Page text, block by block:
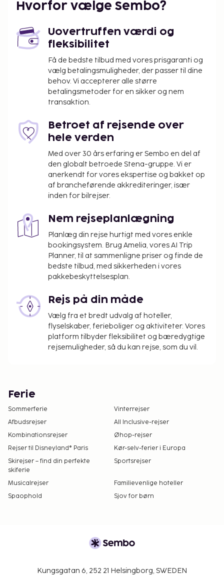
Hvorfor vælge Sembo?
Uovertruffen værdi og
fleksibilitet
Få de bedste tilbud med vores prisgaranti og
vælg betalingsmuligheder, der passer til dine
behov. Vi accepterer alle større
betalingsmetoder for en sikker og nem
transaktion.
Betroet af rejsende over
hele verden
Med over 30 års erfaring er Sembo en del af
den globalt betroede Stena-gruppe. Vi er
anerkendt for vores ekspertise og bakket op
af brancheførende akkrediteringer, især
inden for bilrejser.
Nem rejseplanlægning
Planlæg din rejse hurtigt med vores enkle
bookingsystem. Brug Amelia, vores AI Trip
Planner, til at sammenligne priser og finde de
bedste tilbud, med sikkerheden i vores
pakkebeskyttelsesplan.
Rejs på din måde
Vælg fra et bredt udvalg af hoteller,
flyselskaber, ferieboliger og aktiviteter. Vores
platform tilbyder fleksibilitet og bæredygtige
rejsemuligheder, så du kan rejse, som du vil.
Ferie
Sommerferie
Vinterrejser
Afbudsrejser
All Inclusive-rejser
Kombinationsrejser
Øhop-rejser
Rejser til Disneyland® Paris
Kør-selv-ferier i Europa
Skirejser – find din perfekte
skiferie
Sportsrejser
Musicalrejser
Familievenlige hoteller
Spaophold
Sjov for børn
Kungsgatan 6, 252 21 Helsingborg, SWEDEN